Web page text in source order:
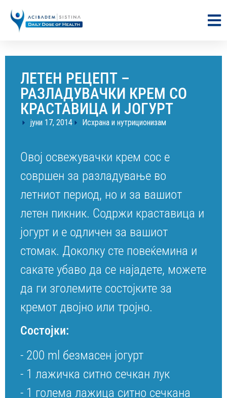
ЛЕТЕН РЕЦЕПТ –
РАЗЛАДУВАЧКИ КРЕМ СО
КРАСТАВИЦА И ЈОГУРТ
јуни 17, 2014 Исхрана и нутриционизам
Овој освежувачки крем сос е
совршен за разладување во
летниот период, но и за вашиот
летен пикник. Содржи краставица и
јогурт и е одличен за вашиот
стомак. Доколку сте повеќемина и
сакате убаво да се најадете, можете
да ги зголемите состојките за
кремот двојно или тројно.
Состојки:
- 200 ml безмасен јогурт
- 1 лажичка ситно сечкан лук
- 1 голема лажица ситно сечкана